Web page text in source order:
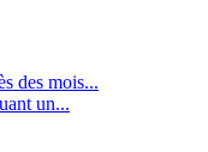
des mois...
un...